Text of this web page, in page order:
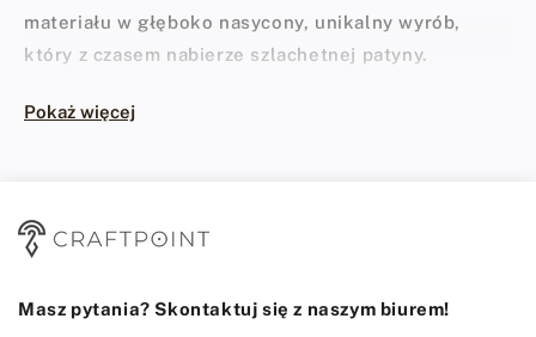
materiału w głęboko nasycony, unikalny wyrób,
który z czasem nabierze szlachetnej patyny.
W rzemiośle nie ma miejsca na półśrodki, dlatego w
Fiebing's, której historia sięga 1895 roku. Założona
początkowo produkowała mydła do siodeł, by
Pokaż więcej
Masz pytania? Skontaktuj się z naszym biurem!